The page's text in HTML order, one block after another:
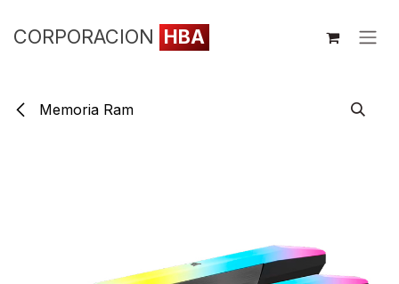
CORPORACION HBA
Memoria Ram